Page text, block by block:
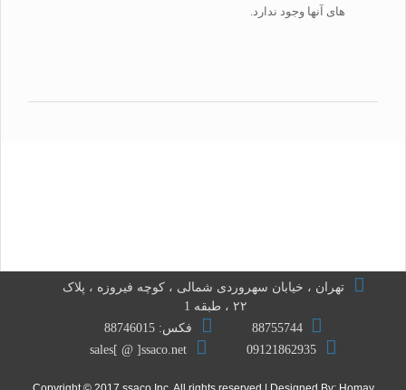
های آنها وجود ندارد.
تهران ، خیابان سهروردی شمالی ، کوچه فیروزه ، پلاک
۲۲ ، طبقه 1
88755744
فکس: 88746015
09121862935
sales[ @ ]ssaco.net